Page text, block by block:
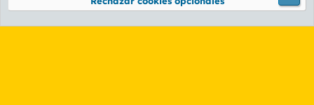
Community platform by XenForo® © 2010-2026 XenForo Ltd.